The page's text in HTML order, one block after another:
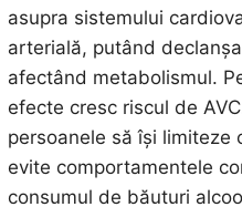
asupra sistemului
arterială, putând
afectând metabolismul.
efecte cresc riscul de
persoanele să își limiteze
evite comportamentele
consumul de băuturi